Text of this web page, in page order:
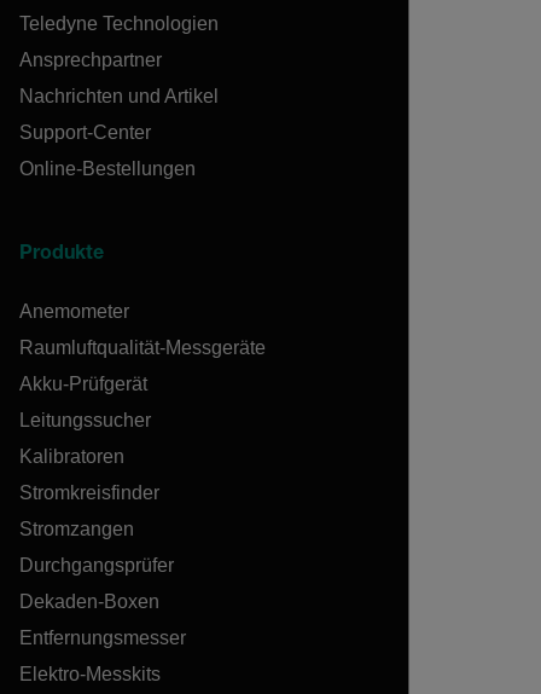
Teledyne Technologien
Ansprechpartner
Nachrichten und Artikel
Support-Center
Online-Bestellungen
Produkte
Anemometer
Raumluftqualität-Messgeräte
Akku-Prüfgerät
Leitungssucher
Kalibratoren
Stromkreisfinder
Stromzangen
Durchgangsprüfer
Dekaden-Boxen
Entfernungsmesser
Elektro-Messkits